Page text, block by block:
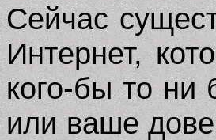
Сейчас
Интернет,
кого-бы то ни
или ваше